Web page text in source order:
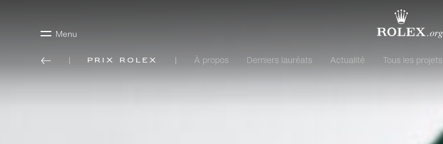
Menu
Prix Rolex À propos Derniers lauréats Actualité Tous les projets